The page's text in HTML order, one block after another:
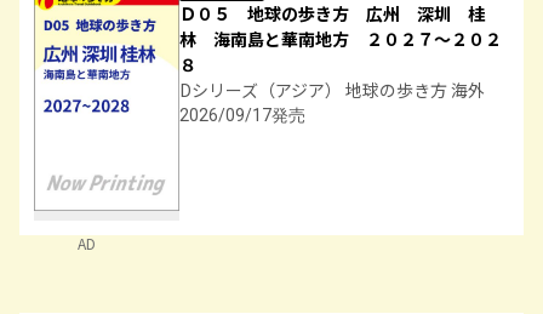
Ｄ０５ 地球の歩き方 広州 深圳 桂
林 海南島と華南地方 ２０２７～２０２
８
Dシリーズ（アジア） 地球の歩き方 海外
2026/09/17発売
AD